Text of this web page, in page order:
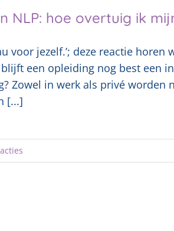
NLP: hoe overtuig ik
voor jezelf.’; deze reactie
een opleiding nog best een
Zowel in werk als privé
[...]